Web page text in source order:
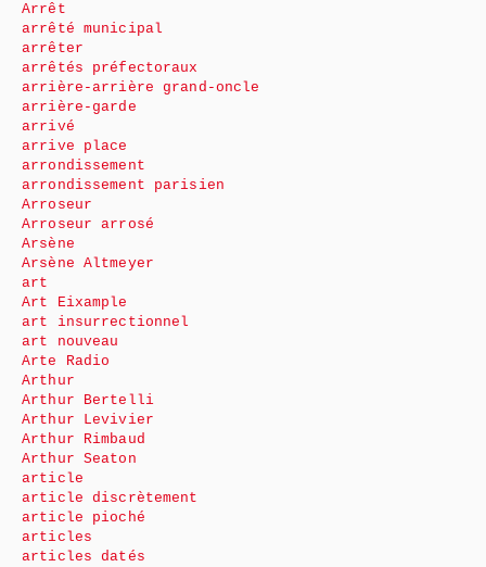
Arrêt
arrêté municipal
arrêter
arrêtés préfectoraux
arrière-arrière grand-oncle
arrière-garde
arrivé
arrive place
arrondissement
arrondissement parisien
Arroseur
Arroseur arrosé
Arsène
Arsène Altmeyer
art
Art Eixample
art insurrectionnel
art nouveau
Arte Radio
Arthur
Arthur Bertelli
Arthur Levivier
Arthur Rimbaud
Arthur Seaton
article
article discrètement
article pioché
articles
articles datés